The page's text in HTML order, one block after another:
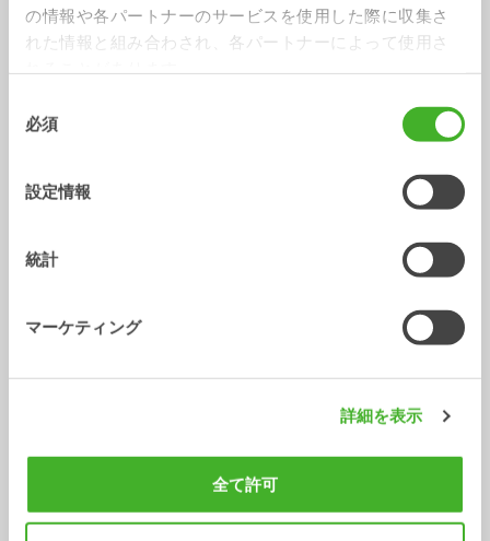
の情報や各パートナーのサービスを使用した際に収集さ
れた情報と組み合わされ、各パートナーによって使用さ
必須
設定情報
統計
マーケティング
詳細を表示
全て許可
XTR10
チルトローテータ 7-12 トン
XTR13